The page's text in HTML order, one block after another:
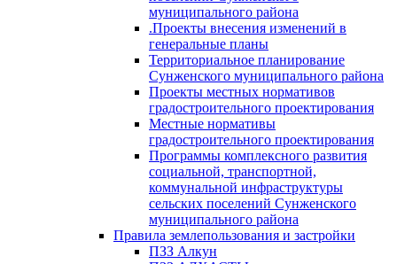
муниципального района
.Проекты внесения изменений в
генеральные планы
Территориальное планирование
Сунженского муниципального района
Проекты местных нормативов
градостроительного проектирования
Местные нормативы
градостроительного проектирования
Программы комплексного развития
социальной, транспортной,
коммунальной инфраструктуры
сельских поселений Сунженского
муниципального района
Правила землепользования и застройки
ПЗЗ Алкун